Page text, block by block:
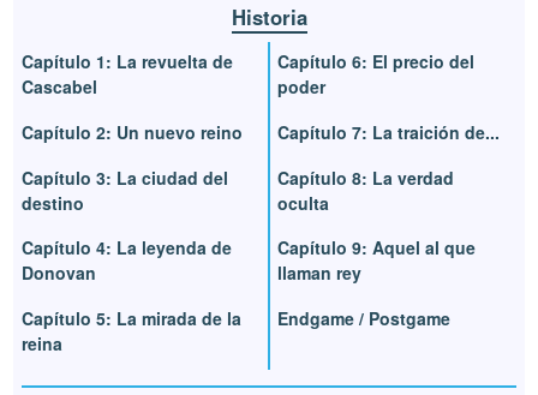
Historia
Capítulo 1: La revuelta de
Cascabel
Capítulo 2: Un nuevo reino
Capítulo 3: La ciudad del
destino
Capítulo 4: La leyenda de
Donovan
Capítulo 5: La mirada de la
reina
Capítulo 6: El precio del
poder
Capítulo 7: La traición de...
Capítulo 8: La verdad
oculta
Capítulo 9: Aquel al que
llaman rey
Endgame / Postgame